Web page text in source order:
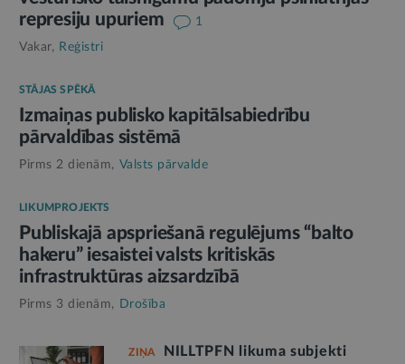
represiju upuriem
1
Vakar, Reģistri
STĀJAS SPĒKĀ
Izmaiņas publisko kapitālsabiedrību
pārvaldības sistēmā
Pirms 2 dienām, Valsts pārvalde
LIKUMPROJEKTS
Publiskajā apspriešanā regulējums “balto
hakeru” iesaistei valsts kritiskās
infrastruktūras aizsardzībā
Pirms 3 dienām, Drošība
ZIŅA
NILLTPFN likuma subjekti